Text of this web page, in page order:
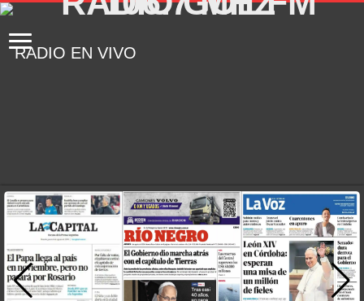
RADIO EN VIVO